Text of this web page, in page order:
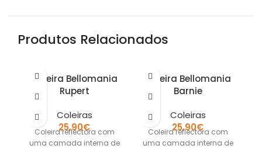
Produtos Relacionados
Coleira Bellomania
Rupert
Coleiras
25,90€
Coleira reflectora com
uma camada interna de
Coleira Bellomania
Barnie
Coleiras
25,90€
Coleira reflectora com
uma camada interna de